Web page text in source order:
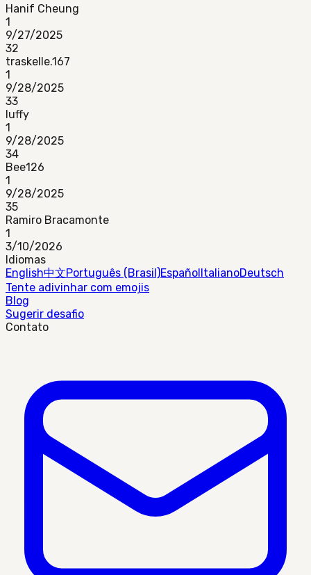
Hanif Cheung
1
9/27/2025
32
traskelle.167
1
9/28/2025
33
luffy
1
9/28/2025
34
Bee126
1
9/28/2025
35
Ramiro Bracamonte
1
3/10/2026
Idiomas
English中文Português (Brasil)Español ItalianoDeutsch
Tente adivinhar com emojis
Blog
Sugerir desafio
Contato